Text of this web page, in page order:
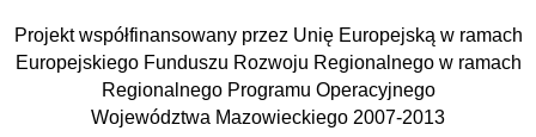
Projekt współfinansowany przez Unię Europejską w ramach
Europejskiego Funduszu Rozwoju Regionalnego w ramach
Regionalnego Programu Operacyjnego
Województwa Mazowieckiego 2007-2013